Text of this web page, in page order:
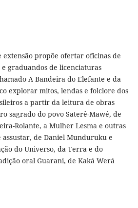
extensão propõe ofertar oficinas de
e graduandos de licenciaturas
A Bandeira do Elefante e da
explorar mitos, lendas e folclore dos
a partir da leitura de obras
sagrado do povo Saterê-Mawé, de
Rolante, a Mulher Lesma e outras
de Daniel Munduruku e
do Universo, da Terra e do
oral Guarani, de Kaká Werá